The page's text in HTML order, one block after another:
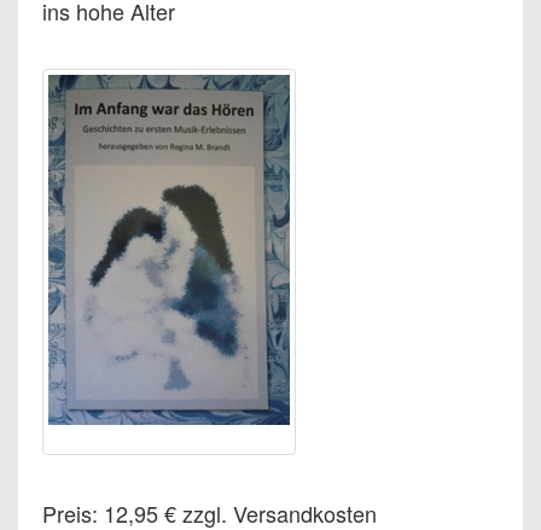
ins hohe Alter
Preis: 12,95 € zzgl. Versandkosten